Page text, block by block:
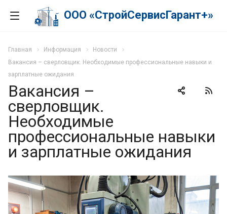
ООО «СтройСервисГарант+»
Главная Информация
Новости
Вакансия – сверловщик. Необходимые профессиональные навыки и
зарплатные ожидания
Вакансия –
сверловщик.
Необходимые
профессиональные навыки
и зарплатные ожидания